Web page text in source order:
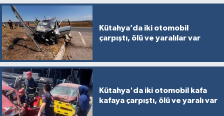
Kütahya’da iki otomobil
çarpıştı, ölü ve yaralılar var
Kütahya'da iki otomobil kafa
kafaya çarpıştı, ölü ve yaralı var